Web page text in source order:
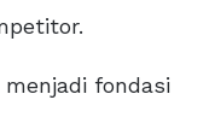
menjadi fondasi